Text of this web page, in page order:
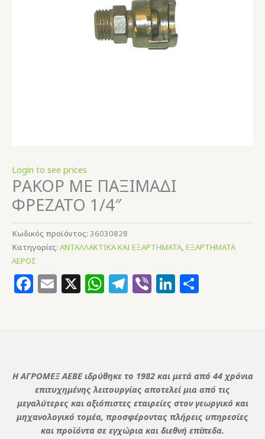
Login to see prices
ΡΑΚΟΡ ΜΕ ΠΑΞΙΜΑΔΙ
ΦΡΕΖΑΤΟ 1/4″
Κωδικός προϊόντος: 36030828
Κατηγορίες: ΑΝΤΑΛΛΑΚΤΙΚΑ ΚΑΙ ΕΞΑΡΤΗΜΑΤΑ, ΕΞΑΡΤΗΜΑΤΑ
ΑΕΡΟΣ
Facebook
Email
X WhatsApp
Telegram
ViberLinkedIn
Η ΑΓΡΟΜΕΞ ΑΕΒΕ ιδρύθηκε το 1982 και μετά από 44 χρόνια
επιτυχημένης λειτουργίας αποτελεί μια από τις
μεγαλύτερες και αξιόπιστες εταιρείες στον γεωργικό και
μηχανολογικό τομέα, προσφέροντας πλήρεις υπηρεσίες
και προϊόντα σε εγχώρια και διεθνή επίπεδα.